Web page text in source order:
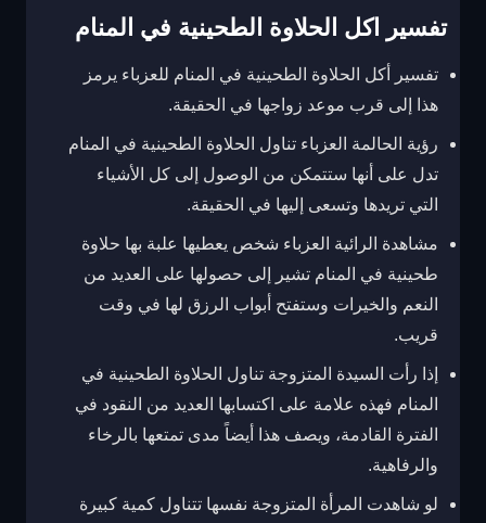
تفسير اكل الحلاوة الطحينية في المنام
تفسير أكل الحلاوة الطحينية في المنام للعزباء يرمز
هذا إلى قرب موعد زواجها في الحقيقة.
رؤية الحالمة العزباء تناول الحلاوة الطحينية في المنام
تدل على أنها ستتمكن من الوصول إلى كل الأشياء
التي تريدها وتسعى إليها في الحقيقة.
مشاهدة الرائية العزباء شخص يعطيها علبة بها حلاوة
طحينية في المنام تشير إلى حصولها على العديد من
النعم والخيرات وستفتح أبواب الرزق لها في وقت
قريب.
إذا رأت السيدة المتزوجة تناول الحلاوة الطحينية في
المنام فهذه علامة على اكتسابها العديد من النقود في
الفترة القادمة، ويصف هذا أيضاً مدى تمتعها بالرخاء
والرفاهية.
لو شاهدت المرأة المتزوجة نفسها تتناول كمية كبيرة